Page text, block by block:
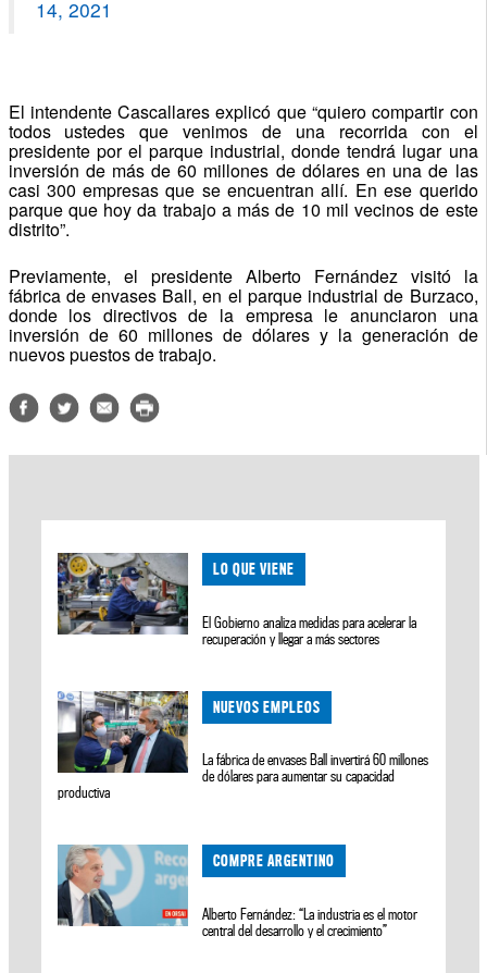
14, 2021
El intendente Cascallares explicó que “quiero compartir con
todos ustedes que venimos de una recorrida con el
presidente por el parque industrial, donde tendrá lugar una
inversión de más de 60 millones de dólares en una de las
casi 300 empresas que se encuentran allí. En ese querido
parque que hoy da trabajo a más de 10 mil vecinos de este
distrito”.
Previamente, el presidente Alberto Fernández visitó la
fábrica de envases Ball, en el parque industrial de Burzaco,
donde los directivos de la empresa le anunciaron una
inversión de 60 millones de dólares y la generación de
nuevos puestos de trabajo.
LO QUE VIENE
El Gobierno analiza medidas para acelerar la
recuperación y llegar a más sectores
NUEVOS EMPLEOS
La fábrica de envases Ball invertirá 60 millones
de dólares para aumentar su capacidad
productiva
COMPRE ARGENTINO
Alberto Fernández: “La industria es el motor
central del desarrollo y el crecimiento”